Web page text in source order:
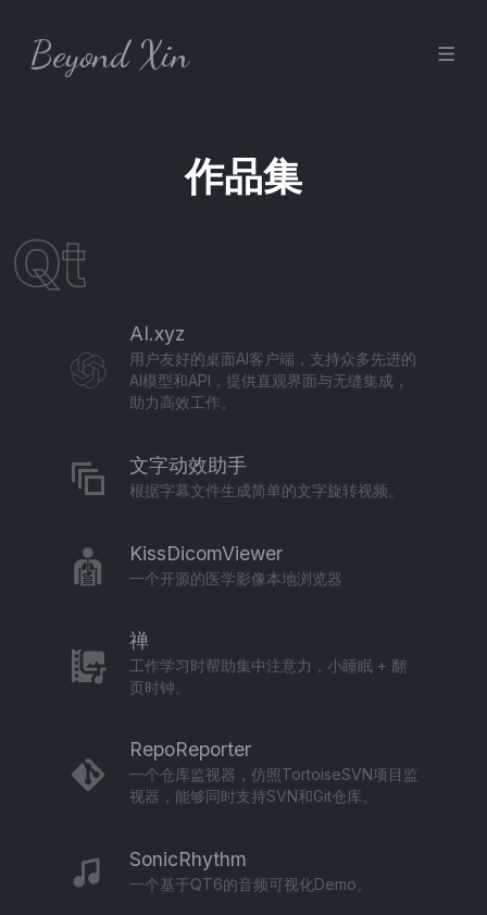
Beyond Xin
作品集
Qt
AI.xyz
用户友好的桌面AI客户端，支持众多先进的
AI模型和API，提供直观界面与无缝集成，
助力高效工作。
文字动效助手
根据字幕文件生成简单的文字旋转视频。
KissDicomViewer
一个开源的医学影像本地浏览器
禅
工作学习时帮助集中注意力，小睡眠 + 翻
页时钟。
RepoReporter
一个仓库监视器，仿照TortoiseSVN项目监
视器，能够同时支持SVN和Git仓库。
SonicRhythm
一个基于QT6的音频可视化Demo。